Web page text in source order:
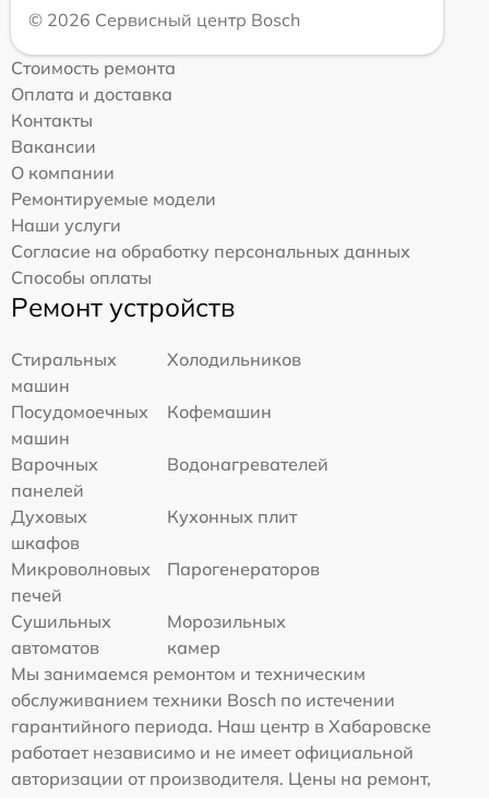
© 2026 Сервисный центр Bosch
Стоимость ремонта
Оплата и доставка
Контакты
Вакансии
О компании
Ремонтируемые модели
Наши услуги
Согласие на обработку персональных данных
Способы оплаты
Ремонт устройств
Стиральных
машин
Холодильников
Посудомоечных
машин
Кофемашин
Варочных
панелей
Водонагревателей
Духовых
шкафов
Кухонных плит
Микроволновых
печей
Парогенераторов
Сушильных
автоматов
Морозильных
камер
Мы занимаемся ремонтом и техническим
обслуживанием техники Bosch по истечении
гарантийного периода. Наш центр в Хабаровске
работает независимо и не имеет официальной
авторизации от производителя. Цены на ремонт,